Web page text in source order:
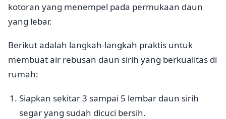
kotoran yang menempel pada permukaan daun
yang lebar.
Berikut adalah langkah-langkah praktis untuk
membuat air rebusan daun sirih yang berkualitas di
rumah:
Siapkan sekitar 3 sampai 5 lembar daun sirih
segar yang sudah dicuci bersih.